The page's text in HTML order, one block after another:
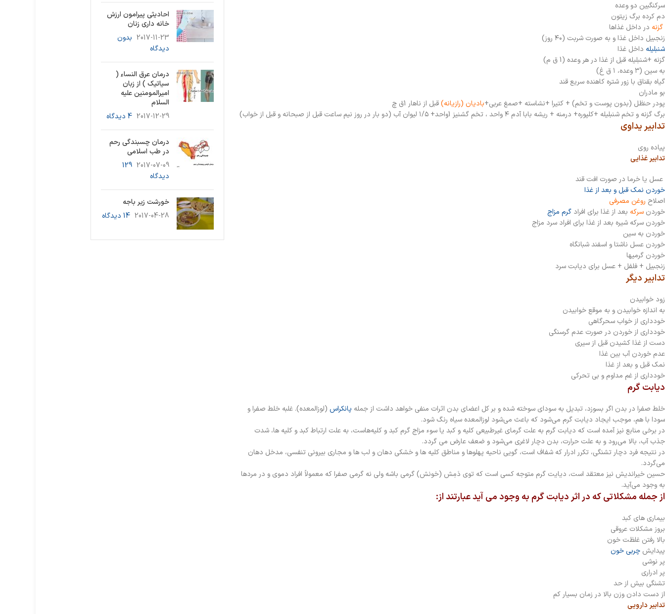
سرکنگبین دو وعده
دم کرده برگ زیتون
گزنه در داخل غذاها
زنجبیل داخل غذا و به صورت شربت (۴۰ روز)
شنبلیله داخل غذا
گزنه +شنبلیله قبل از غذا در هر وعده (1 ق م)
به سین (۳ وعده، ۱ ق غ)
گیاه بقناق با زور شتره کاهنده سریع قند
بو مادران
پودر حنظل (بدون پوست و تخم) + کتیرا +نشاسته +صمغ عربی+بادیان (رازیانه)قبل از ناهار 1ق چ
برگ گزنه و تخم شنبلیله +کلپوره+ درمنه + ریشه بابا آدم ۴ واحد ، تخم گشنیز 1واحد+ ۱/۵ لیوان آب (دو بار در روز نیم ساعت قبل از صبحانه و قبل از خواب)
تدابیر یداوی
پیاده روی
تدابیر غذایی
عسل یا خرما در صورت افت قند
خوردن نمک قبل و بعد از غذا
اصلاح روغن مصرفی
خوردن سرکه بعد از غذا برای افراد گرم مزاج
خوردن سرکه شیره بعد از غذا برای افراد سرد مزاج
خوردن به سین
خوردن عسل ناشتا و اسفند شبانگاه
خوردن گرمیها
زنجبیل + فلفل + عسل برای دیابت سرد
تدابیر دیگر
زود خوابیدن
به اندازه خوابیدن و به موقع خوابیدن
خودداری از خواب سحرگاهی
خودداری از خوردن در صورت عدم گرسنگی
دست از غذا کشیدن قبل از سیری
عدم خوردن آب بین غذا
نمک قبل و بعد از غذا
خودداری از غم مداوم و بی تحرکی
دیابت گرم
خلط صفرا در بدن اگر بسوزد، تبدیل به سودای سوخته شده و بر کل اعضای بدن اثرات منفی خواهد داشت از جمله پانکراس (لوزالمعده). غلبه خلط صفرا و
سودا با هم، موجب ایجاد دیابت گرم می‌شود که باعث می‌شود لوزالمعده سیاه رنگ شود.
در برخی منابع نیز آمده است که دیابت گرم به علت گرمای غیرطبیعی کلیه و کبد یا سوء مزاج گرم کبد و کلیه‌هاست، به علت ارتباط کبد و کلیه ها، شدت
جذب آب، بالا می‌رود و به علت حرارت، بدن دچار لاغری می‌شود و ضعف عارض می گردد.
در نتیجه فرد دچار تشنگی، تکرر ادرار که شفاف است، گویی ناحیه پهلوها و مناطق کلیه ها و خشکی دهان و لب ها و مجاری بیرونی تنفسی، مدخل دهان
می‌گردد.
حسین خیراندیش نیز معتقد است، دیایت گرم متوجه کسی است که توی دَمِش (خونش) گرمی باشه ولی نه گرمی صفرا که معمولاً افراد دموی و در مردها
به وجود می‌آید.
از جمله مشکلاتی که در اثر دیابت گرم به وجود می آید عبارتند از:
بیماری های کبد
بروز مشکلات عروقی
بالا رفتن غلظت خون
پیدایش چربی خون
پر نوشی
پر ادراری
تشنگی بیش از حد
از دست دادن وزن بالا در زمان بسیار کم
تدابیر دارویی
احادیثی پیرامون ارزش
خانه داری زنان
2017-11-23 بدون
دیدگاه
درمان عرق النساء (
سیاتیک ) از زبان
امیرالمومنین علیه
السلام
2017-12-29 4 دیدگاه
درمان چسبندگی رحم
در طب اسلامی
2017-07-09
129
دیدگاه
خورشت زیر باجه
2017-04-28 14 دیدگاه